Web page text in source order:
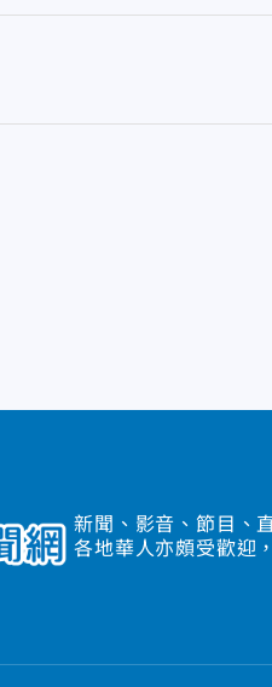
新聞、影音、節目、
各地華人亦頗受歡迎